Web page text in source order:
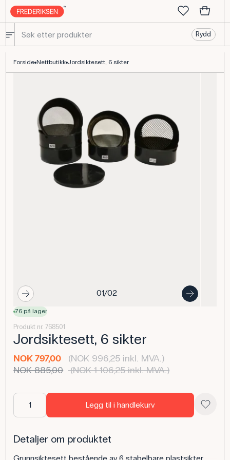
Rydd
Forside Nettbutikk Jordsiktesett, 6 sikter
01/02
76 på lager
Produkt nr. 768501
Jordsiktesett, 6 sikter
NOK 797,00
(NOK 996,25 inkl. MVA.)
NOK 885,00 (NOK 1 106,25 inkl. MVA.)
Legg til i handlekurv
Detaljer om produktet
Grunnsiktesett bestående av 6 stabelbare plastsikter